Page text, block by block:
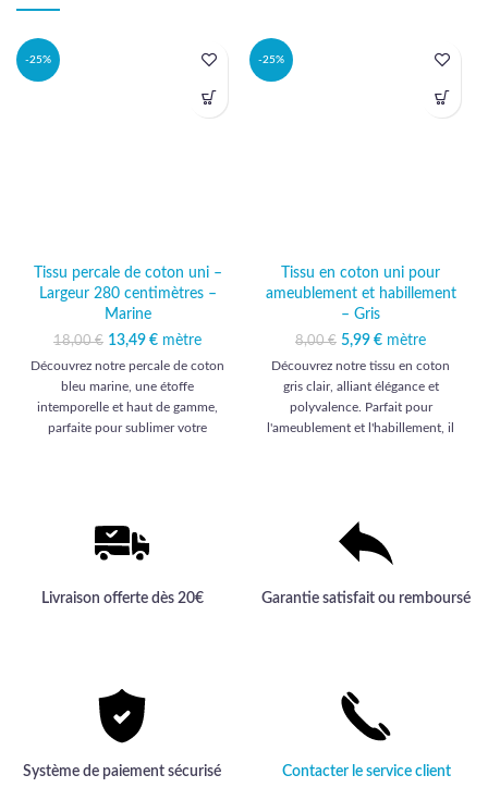
-25%
Tissu percale de coton uni –
Largeur 280 centimètres –
Marine
18,00€ Le prix initial était :
18,00 €.
13,49 €
Le prix
actuel est :
13,49 €.
mètre
Découvrez notre percale de coton
bleu marine, une étoffe
intemporelle et haut de gamme,
parfaite pour sublimer votre
-25%
Tissu en coton uni pour
ameublement et habillement
– Gris
8,00€ Le prix initial était :
5,99 € Le prix actuel
est : 5,99 €.
mètre
Découvrez notre tissu en coton
gris clair, alliant élégance et
polyvalence. Parfait pour
l'ameublement et l'habillement, il
Livraison offerte dès 20€ Garantie satisfait ou remboursé
Système de paiement sécurisé Contacter le service client